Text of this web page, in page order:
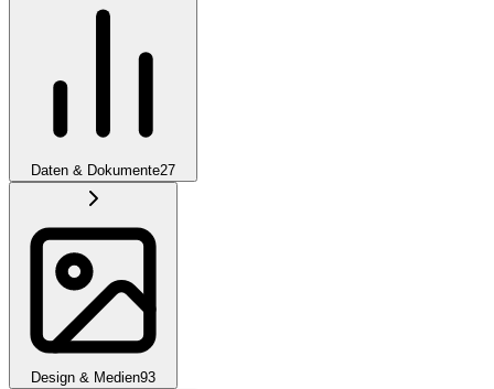
Daten & Dokumente27
Design & Medien93